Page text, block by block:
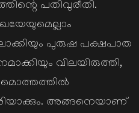
പതിവുരീതി.
പുരുഷ പക്ഷപാത
വിലയിരുത്തി,
മൊത്തത്തില്‍
അങ്ങനെയാണ്‌